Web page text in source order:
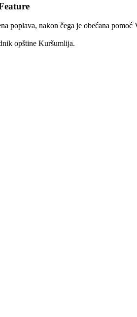
poplava, nakon čega je obećana
opštine Kuršumlija.